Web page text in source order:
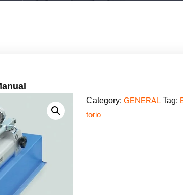
Category: GENERAL Tag:
torio